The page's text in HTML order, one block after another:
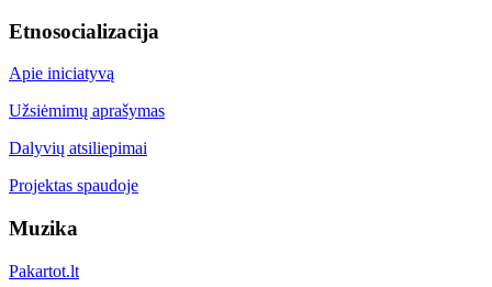
Etnosocializacija
Apie iniciatyvą
Užsiėmimų aprašymas
Dalyvių atsiliepimai
Projektas spaudoje
Muzika
Pakartot.lt